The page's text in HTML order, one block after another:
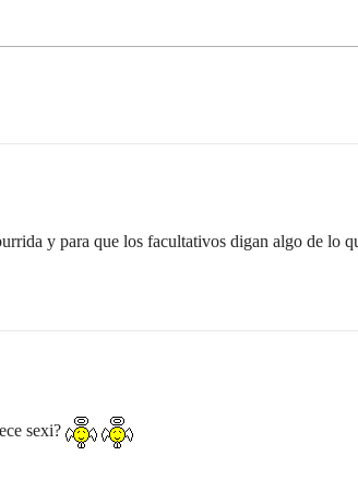
y para que los facultativos digan algo de lo
sexi?